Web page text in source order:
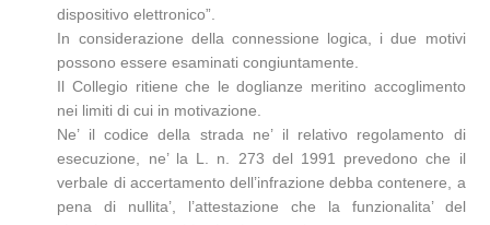
dispositivo elettronico”.
In considerazione della connessione logica, i due motivi
possono essere esaminati congiuntamente.
Il Collegio ritiene che le doglianze meritino accoglimento
nei limiti di cui in motivazione.
Ne’ il codice della strada ne’ il relativo regolamento di
esecuzione, ne’ la L. n. 273 del 1991 prevedono che il
verbale di accertamento dell’infrazione debba contenere, a
pena di nullita’, l’attestazione che la funzionalita’ del